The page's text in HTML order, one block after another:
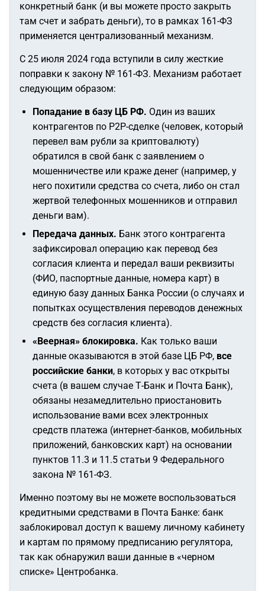
конкретный банк (и вы можете просто закрыть
там счет и забрать деньги), то в рамках 161-ФЗ
применяется централизованный механизм.
С 25 июля 2024 года вступили в силу жесткие
поправки к закону № 161-ФЗ. Механизм работает
следующим образом:
Попадание в базу ЦБ РФ. Один из ваших
контрагентов по P2P-сделке (человек, который
перевел вам рубли за криптовалюту)
обратился в свой банк с заявлением о
мошенничестве или краже денег (например, у
него похитили средства со счета, либо он стал
жертвой телефонных мошенников и отправил
деньги вам).
Передача данных. Банк этого контрагента
зафиксировал операцию как перевод без
согласия клиента и передал ваши реквизиты
(ФИО, паспортные данные, номера карт) в
единую базу данных Банка России (о случаях и
попытках осуществления переводов денежных
средств без согласия клиента).
«Веерная» блокировка. Как только ваши
данные оказываются в этой базе ЦБ РФ, все
российские банки, в которых у вас открыты
счета (в вашем случае Т-Банк и Почта Банк),
обязаны незамедлительно приостановить
использование вами всех электронных
средств платежа (интернет-банков, мобильных
приложений, банковских карт) на основании
пунктов 11.3 и 11.5 статьи 9 Федерального
закона № 161-ФЗ.
Именно поэтому вы не можете воспользоваться
кредитными средствами в Почта Банке: банк
заблокировал доступ к вашему личному кабинету
и картам по прямому предписанию регулятора,
так как обнаружил ваши данные в «черном
списке» Центробанка.